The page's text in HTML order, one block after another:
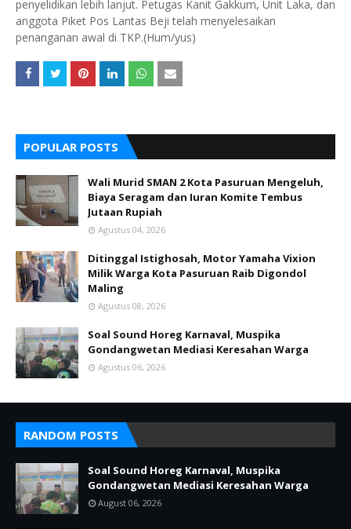
penyelidikan lebih lanjut. Petugas Kanit Gakkum, Unit Laka, dan
anggota Piket Pos Lantas Beji telah menyelesaikan
penanganan awal di TKP.(Hum/yus)
POPULAR POSTS
Wali Murid SMAN 2 Kota Pasuruan Mengeluh,
Biaya Seragam dan Iuran Komite Tembus
Jutaan Rupiah
Agustus 04, 2026
Ditinggal Istighosah, Motor Yamaha Vixion
Milik Warga Kota Pasuruan Raib Digondol
Maling
Agustus 08, 2026
Soal Sound Horeg Karnaval, Muspika
Gondangwetan Mediasi Keresahan Warga
Agustus 06, 2026
RANDOM POSTS
Soal Sound Horeg Karnaval, Muspika
Gondangwetan Mediasi Keresahan Warga
August 06, 2026